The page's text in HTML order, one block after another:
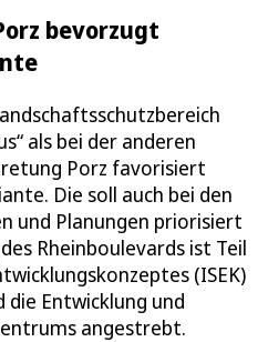
bevorzugt
als bei der anderen
Porz favorisiert
Die soll auch bei den
und Planungen priorisiert
Rheinboulevards ist Teil
(ISEK)
Entwicklung und
angestrebt.